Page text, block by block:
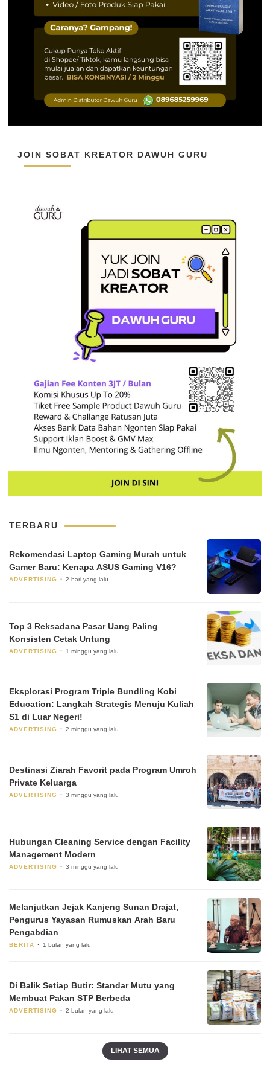
JOIN SOBAT KREATOR DAWUH GURU
TERBARU
Rekomendasi Laptop Gaming Murah untuk
Gamer Baru: Kenapa ASUS Gaming V16?
ADVERTISING 2 hari yang lalu
Top 3 Reksadana Pasar Uang Paling
Konsisten Cetak Untung
ADVERTISING 1 minggu yang lalu
Eksplorasi Program Triple Bundling Kobi
Education: Langkah Strategis Menuju Kuliah
S1 di Luar Negeri!
ADVERTISING 2 minggu yang lalu
Destinasi Ziarah Favorit pada Program Umroh
Private Keluarga
ADVERTISING 3 minggu yang lalu
Hubungan Cleaning Service dengan Facility
Management Modern
ADVERTISING 3 minggu yang lalu
Melanjutkan Jejak Kanjeng Sunan Drajat,
Pengurus Yayasan Rumuskan Arah Baru
Pengabdian
BERITA 1 bulan yang lalu
Di Balik Setiap Butir: Standar Mutu yang
Membuat Pakan STP Berbeda
ADVERTISING 2 bulan yang lalu
LIHAT SEMUA